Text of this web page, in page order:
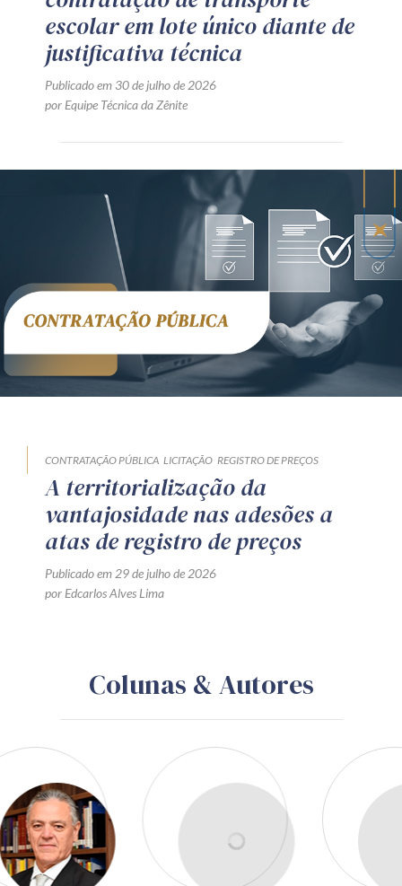
escolar em lote único diante de
justificativa técnica
Publicado em 30 de julho de 2026
por Equipe Técnica da Zênite
CONTRATAÇÃO PÚBLICA LICITAÇÃO REGISTRO DE PREÇOS
A territorialização da
vantajosidade nas adesões a
atas de registro de preços
Publicado em 29 de julho de 2026
por Edcarlos Alves Lima
Colunas & Autores